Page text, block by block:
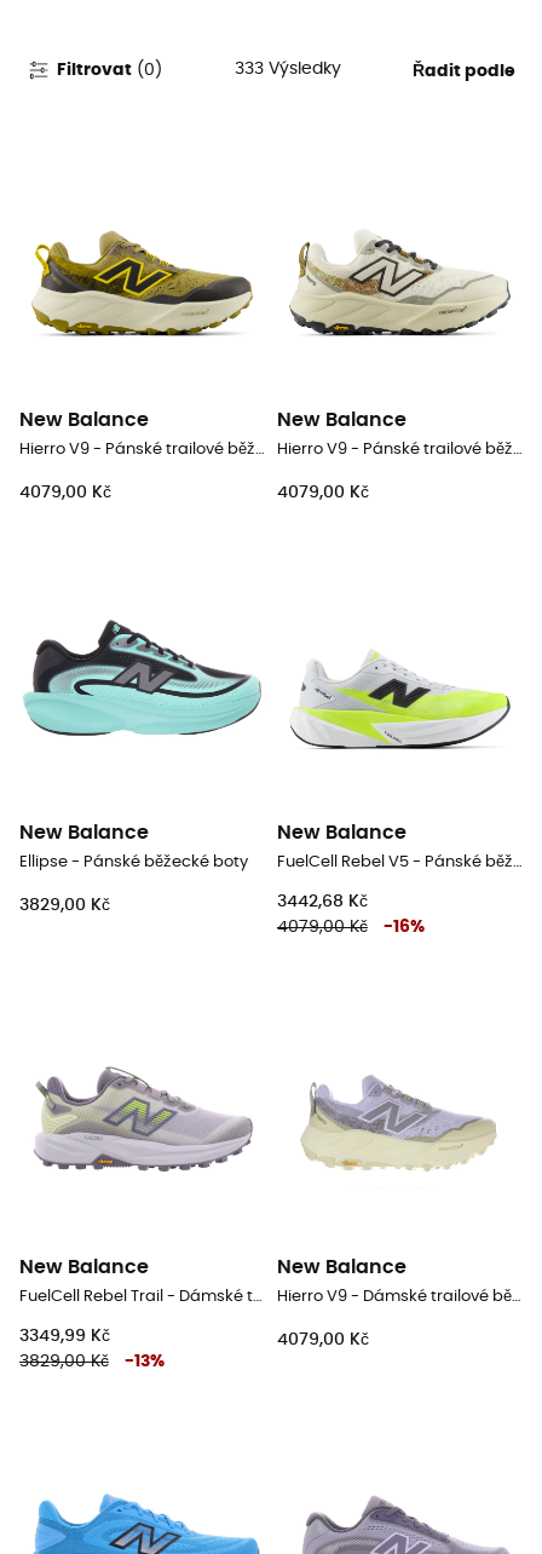
Filtrovat (0 ) 333 Výsledky Řadit podle
New Balance
Hierro V9 - Pánské trailové běžecké boty
4079,00 Kč
New Balance
Hierro V9 - Pánské trailové běžecké boty
4079,00 Kč
New Balance
Ellipse - Pánské běžecké boty
3829,00 Kč
New Balance
FuelCell Rebel V5 - Pánské běžecké boty
3442,68 Kč
4079,00 Kč
-16%
New Balance
FuelCell Rebel Trail - Dámské trailové běžecké boty
3349,99 Kč
3829,00 Kč
-13%
New Balance
Hierro V9 - Dámské trailové běžecké boty
4079,00 Kč